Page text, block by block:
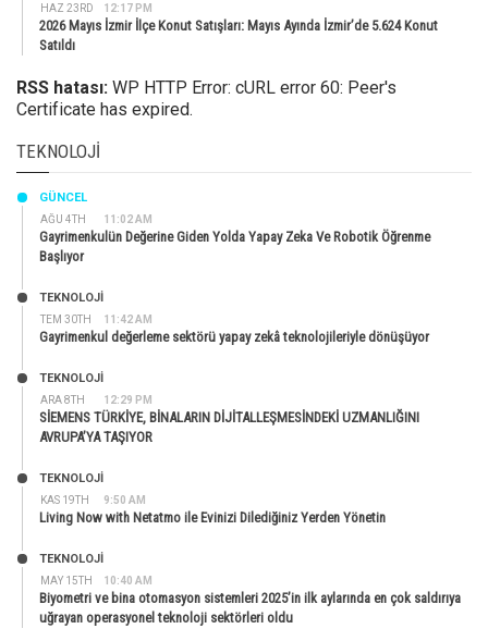
HAZ 23RD 12:17 PM
2026 Mayıs İzmir İlçe Konut Satışları: Mayıs Ayında İzmir’de 5.624 Konut
Satıldı
RSS hatası: WP HTTP Error: cURL error 60: Peer's
Certificate has expired.
TEKNOLOJI
AĞU 4TH 11:02 AM
GÜNCEL
Gayrimenkulün Değerine Giden Yolda Yapay Zeka Ve Robotik Öğrenme
Başlıyor
TEM 30TH 11:42 AM
TEKNOLOJİ
Gayrimenkul değerleme sektörü yapay zekâ teknolojileriyle dönüşüyor
ARA 8TH 12:29 PM
TEKNOLOJİ
SİEMENS TÜRKİYE, BİNALARIN DİJİTALLEŞMESİNDEKİ UZMANLIĞINI
AVRUPA’YA TAŞIYOR
KAS 19TH 9:50 AM
TEKNOLOJİ
Living Now with Netatmo ile Evinizi Dilediğiniz Yerden Yönetin
MAY 15TH 10:40 AM
TEKNOLOJİ
Biyometri ve bina otomasyon sistemleri 2025’in ilk aylarında en çok saldırıya
uğrayan operasyonel teknoloji sektörleri oldu